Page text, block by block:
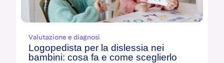
Valutazione e diagnosi
Logopedista per la dislessia nei
bambini: cosa fa e come sceglierlo